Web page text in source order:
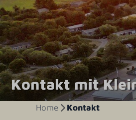
Kontakt mit
Home Kontakt